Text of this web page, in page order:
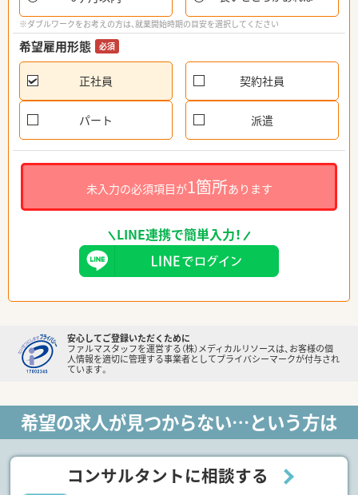
※ダブルワークをお考えの方は、就業開始時期の目安を選択してください
希望雇用形態 必須
正社員 契約社員
パート 派遣
未入力の必須項目が1箇所あります
LINE連携で簡単入力！
安心してご登録いただくために
ファルマスタッフを運営する（株）メディカルリソースは、お客様の個
人情報を適切に管理する事業者としてプライバシーマークが付与され
ています。
希望の求人が見つからない…という方は
コンサルタントに相談する